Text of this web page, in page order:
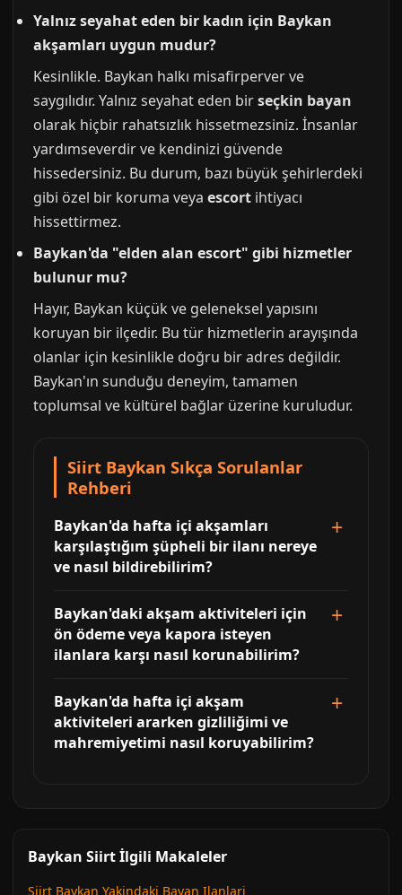
Yalnız seyahat eden bir kadın için Baykan
akşamları uygun mudur?
Kesinlikle. Baykan halkı misafirperver ve
saygılıdır. Yalnız seyahat eden birseçkin bayan
olarak hiçbir rahatsızlık hissetmezsiniz. İnsanlar
yardımseverdir ve kendinizi güvende
hissedersiniz. Bu durum, bazı büyük şehirlerdeki
gibi özel bir koruma veya escort ihtiyacı
hissettirmez.
Baykan'da "elden alan escort" gibi hizmetler
bulunur mu?
Hayır, Baykan küçük ve geleneksel yapısını
koruyan bir ilçedir. Bu tür hizmetlerin arayışında
olanlar için kesinlikle doğru bir adres değildir.
Baykan'ın sunduğu deneyim, tamamen
toplumsal ve kültürel bağlar üzerine kuruludur.
Siirt Baykan Sıkça Sorulanlar
Rehberi
Baykan'da hafta içi akşamları
karşılaştığım şüpheli bir ilanı nereye
ve nasıl bildirebilirim?
Baykan'daki akşam aktiviteleri için
ön ödeme veya kapora isteyen
ilanlara karşı nasıl korunabilirim?
Baykan'da hafta içi akşam
aktiviteleri ararken gizliliğimi ve
mahremiyetimi nasıl koruyabilirim?
Baykan Siirt İlgili Makaleler
Siirt Baykan Yakindaki Bayan Ilanlari